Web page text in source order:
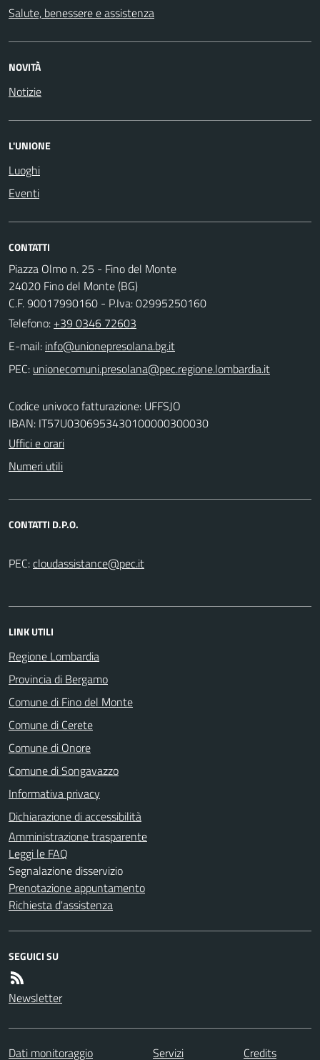
Salute, benessere e assistenza
NOVITÀ
Notizie
L'UNIONE
Luoghi
Eventi
CONTATTI
Piazza Olmo n. 25 - Fino del Monte
24020 Fino del Monte (BG)
C.F. 90017990160 - P.Iva: 02995250160
Telefono: +39 0346 72603
E-mail:
PEC:
Codice univoco fatturazione: UFFSJO
IBAN: IT57U0306953430100000300030
Uffici e orari
Numeri utili
CONTATTI D.P.O.
PEC:
LINK UTILI
Regione Lombardia
Provincia di Bergamo
Comune di Fino del Monte
Comune di Cerete
Comune di Onore
Comune di Songavazzo
Informativa privacy
Dichiarazione di accessibilità
Amministrazione trasparente
Leggi le FAQ
Segnalazione disservizio
Prenotazione appuntamento
Richiesta d'assistenza
SEGUICI SU
Newsletter
Dati monitoraggio Servizi Credits